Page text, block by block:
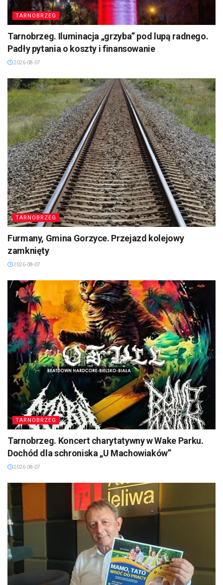
TARNOBRZEG
Tarnobrzeg. Iluminacja „grzyba” pod lupą radnego.
Padły pytania o koszty i finansowanie
2026-08-07
TARNOBRZEG
Furmany, Gmina Gorzyce. Przejazd kolejowy
zamknięty
2026-08-07
TARNOBRZEG
Tarnobrzeg. Koncert charytatywny w Wake Parku.
Dochód dla schroniska „U Machowiaków”
2026-08-07